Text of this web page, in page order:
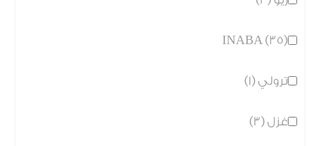
INABA (35)
ترولي (1)
غزل (3)